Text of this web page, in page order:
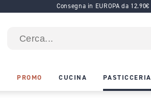
Consegna in EUROPA da 12.90€
PROMO CUCINA PASTICCERIA